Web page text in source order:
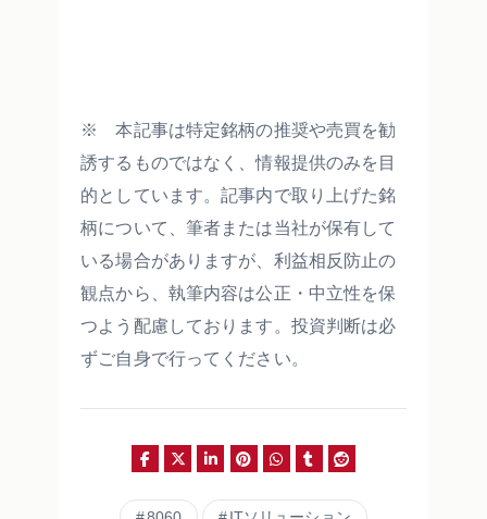
※ 本記事は特定銘柄の推奨や売買を勧
誘するものではなく、情報提供のみを目
的としています。記事内で取り上げた銘
柄について、筆者または当社が保有して
いる場合がありますが、利益相反防止の
観点から、執筆内容は公正・中立性を保
つよう配慮しております。投資判断は必
ずご自身で行ってください。